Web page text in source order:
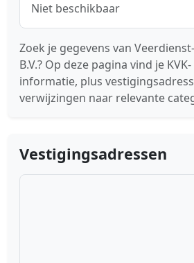
Niet beschikbaar
Zoek je gegevens van
B.V.? Op deze pagina vind je
informatie, plus
verwijzingen naar relevante
Vestigingsadressen